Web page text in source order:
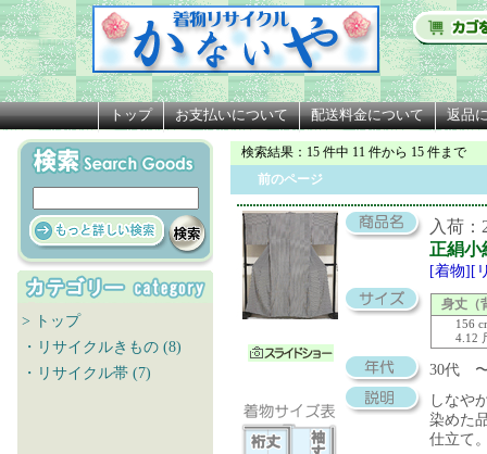
トップ お支払いについて 配送料金について 返品
> トップ
・リサイクルきもの (8)
・リサイクル帯 (7)
検索結果 ：15 件中 11 件から 15 件まで
前のページ
入荷：
正絹小
[着物][
身丈（
156
4.12
30代
しなや
染めた
仕立て